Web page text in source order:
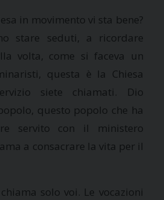
in movimento vi sta bene?
stare seduti, a ricordare
volta, come si faceva un
questa è la Chiesa
siete chiamati. Dio
questo popolo che ha
servito con il ministero
a consacrare la vita per il
solo voi. Le vocazioni